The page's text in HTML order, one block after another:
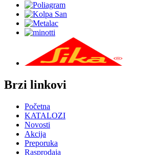
Brzi linkovi
Početna
KATALOZI
Novosti
Akcija
Preporuka
Rasprodaja